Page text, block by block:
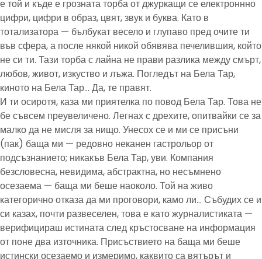
е той и къде е грозната торба от джуркащи се електроннно
цифри, цифри в образ, цвят, звук и буква. Като в
тотализатора — бълбукат весело и глупаво пред очите ти
във сфера, а после някой никой обявява печелившия, който
не си ти. Тази торба с лайна не прави разлика между смърт,
любов, живот, изкуство и лъжа. Погледът на Бела Тар,
киното на Бела Тар… Да, те правят.
И ти осиротя, каза ми приятелка по повод Бела Тар. Това не
бе съвсем преувеличено. Легнах с дрехите, опитвайки се за
малко да не мисля за нищо. Унесох се и ми се присъни
(пак) баща ми — редовно неканен гастрольор от
подсъзнанието; никакъв Бела Тар, уви. Компания
безсловесна, невидима, абстрактна, но несъмнено
осезаема — баща ми беше наоколо. Той на живо
категорично отказа да ми проговори, камо ли… Събудих се и
си казах, почти развеселен, това е като журналистиката —
верифицираш истината след кръстосване на информация
от поне два източника. Присъствието на баща ми беше
истински осезаемо и измеримо, каквито са вятърът и